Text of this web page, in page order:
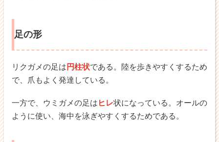
足の形
リクガメの足は円柱状である。陸を歩きやすくするため
で、爪もよく発達している。
一方で、ウミガメの足は ヒレ状になっている。オールの
ように使い、海中を泳ぎやすくするためである。